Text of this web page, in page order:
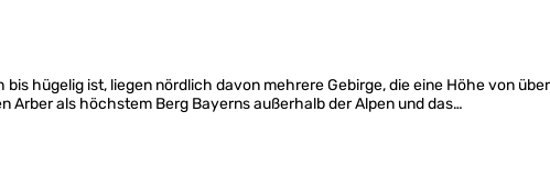
hügelig ist, liegen nördlich davon mehrere Gebirge, die eine Höhe von
Arber als höchstem Berg Bayerns außerhalb der Alpen und das…